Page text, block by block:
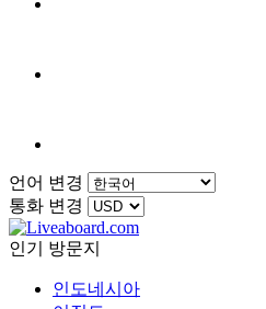
언어 변경
통화 변경
인기 방문지
인도네시아